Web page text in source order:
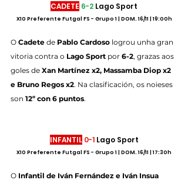
CADETE 6-2 Lago Sport
X10 Preferente Futgal FS - Grupo 1 | DOM. 16/11 | 19:00h
O Cadete de Pablo Cardoso logrou unha gran
vitoria contra o Lago Sport por 6-2, grazas aos
goles de Xan Martínez x2, Massamba Diop x2
e Bruno Regos x2. Na clasificación, os noieses
son 12º con 6 puntos.
INFANTIL 0-1 Lago Sport
X10 Preferente Futgal FS - Grupo 1 | DOM. 16/11 | 17:30h
O Infantil de Iván Fernández e Iván Insua